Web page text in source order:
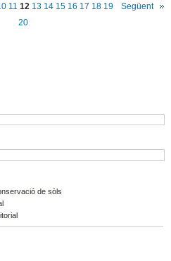
Següent
11 12 13 14 15 16 17 18 19
20
de sòls